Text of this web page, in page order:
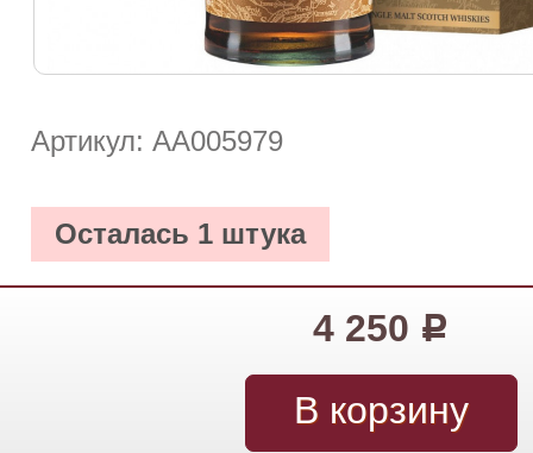
Артикул: АА005979
Осталась 1 штука
4 250 Р